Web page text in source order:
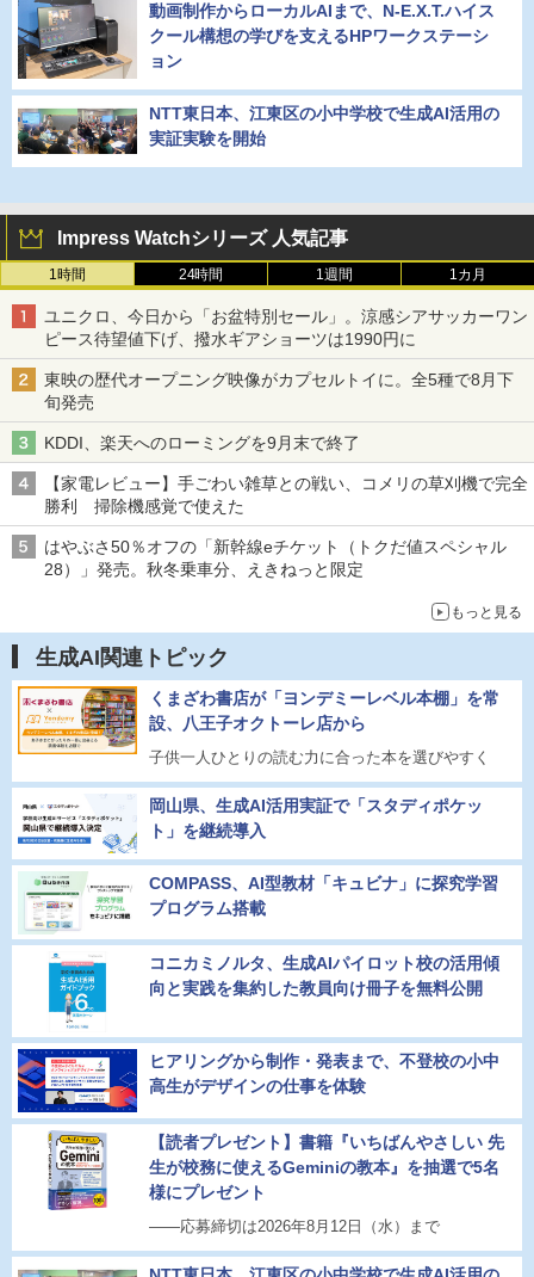
動画制作からローカルAIまで、N-E.X.T.ハイス
クール構想の学びを支えるHPワークステーシ
ョン
NTT東日本、江東区の小中学校で生成AI活用の
実証実験を開始
Impress Watchシリーズ 人気記事
1時間 24時間 1週間 1カ月
ユニクロ、今日から「お盆特別セール」。涼感シアサッカーワン
ピース待望値下げ、撥水ギアショーツは1990円に
東映の歴代オープニング映像がカプセルトイに。全5種で8月下
旬発売
KDDI、楽天へのローミングを9月末で終了
【家電レビュー】手ごわい雑草との戦い、コメリの草刈機で完全
勝利 掃除機感覚で使えた
はやぶさ50％オフの「新幹線eチケット（トクだ値スペシャル
28）」発売。秋冬乗車分、えきねっと限定
もっと見る
生成AI関連トピック
くまざわ書店が「ヨンデミーレベル本棚」を常
設、八王子オクトーレ店から
子供一人ひとりの読む力に合った本を選びやすく
岡山県、生成AI活用実証で「スタディポケッ
ト」を継続導入
COMPASS、AI型教材「キュビナ」に探究学習
プログラム搭載
コニカミノルタ、生成AIパイロット校の活用傾
向と実践を集約した教員向け冊子を無料公開
ヒアリングから制作・発表まで、不登校の小中
高生がデザインの仕事を体験
【読者プレゼント】書籍『いちばんやさしい 先
生が校務に使えるGeminiの教本』を抽選で5名
様にプレゼント
――応募締切は2026年8月12日（水）まで